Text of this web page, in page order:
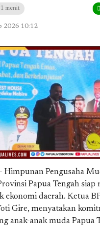
menit
2026 10:12
Himpunan Pengusaha
Papua Tengah siap
ekonomi daerah. Ketua
Gire, menyatakan
anak-anak muda Papua